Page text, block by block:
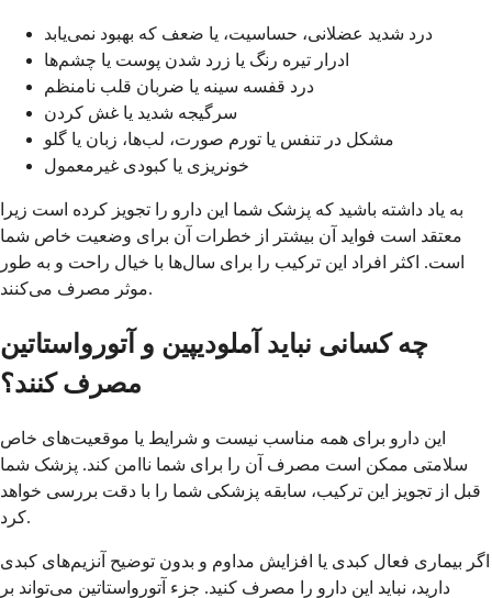
درد شدید عضلانی، حساسیت، یا ضعف که بهبود نمی‌یابد
ادرار تیره رنگ یا زرد شدن پوست یا چشم‌ها
درد قفسه سینه یا ضربان قلب نامنظم
سرگیجه شدید یا غش کردن
مشکل در تنفس یا تورم صورت، لب‌ها، زبان یا گلو
خونریزی یا کبودی غیرمعمول
به یاد داشته باشید که پزشک شما این دارو را تجویز کرده است زیرا
معتقد است فواید آن بیشتر از خطرات آن برای وضعیت خاص شما
است. اکثر افراد این ترکیب را برای سال‌ها با خیال راحت و به طور
موثر مصرف می‌کنند.
چه کسانی نباید آملودیپین و آتورواستاتین
مصرف کنند؟
این دارو برای همه مناسب نیست و شرایط یا موقعیت‌های خاص
سلامتی ممکن است مصرف آن را برای شما ناامن کند. پزشک شما
قبل از تجویز این ترکیب، سابقه پزشکی شما را با دقت بررسی خواهد
کرد.
اگر بیماری فعال کبدی یا افزایش مداوم و بدون توضیح آنزیم‌های کبدی
دارید، نباید این دارو را مصرف کنید. جزء آتورواستاتین می‌تواند بر